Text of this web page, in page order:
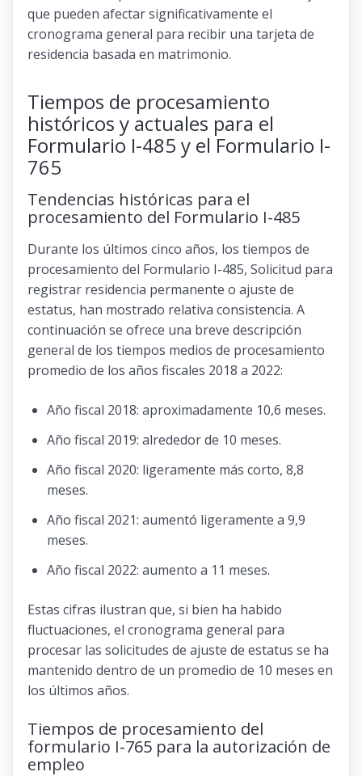
que pueden afectar significativamente el
cronograma general para recibir una tarjeta de
residencia basada en matrimonio.
Tiempos de procesamiento
históricos y actuales para el
Formulario I-485 y el Formulario I-
765
Tendencias históricas para el
procesamiento del Formulario I-485
Durante los últimos cinco años, los tiempos de
procesamiento del Formulario I-485, Solicitud para
registrar residencia permanente o ajuste de
estatus, han mostrado relativa consistencia. A
continuación se ofrece una breve descripción
general de los tiempos medios de procesamiento
promedio de los años fiscales 2018 a 2022:
Año fiscal 2018: aproximadamente 10,6 meses.
Año fiscal 2019: alrededor de 10 meses.
Año fiscal 2020: ligeramente más corto, 8,8
meses.
Año fiscal 2021: aumentó ligeramente a 9,9
meses.
Año fiscal 2022: aumento a 11 meses.
Estas cifras ilustran que, si bien ha habido
fluctuaciones, el cronograma general para
procesar las solicitudes de ajuste de estatus se ha
mantenido dentro de un promedio de 10 meses en
los últimos años.
Tiempos de procesamiento del
formulario I-765 para la autorización de
empleo